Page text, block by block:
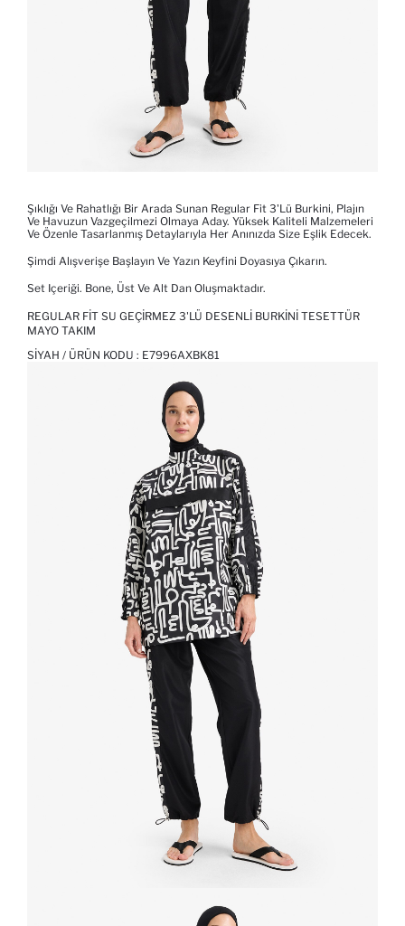
Şıklığı Ve Rahatlığı Bir Arada Sunan Regular Fit 3'lü Burkini, Plajın
Ve Havuzun Vazgeçilmezi Olmaya Aday. Yüksek Kaliteli Malzemeleri
Ve Özenle Tasarlanmış Detaylarıyla Her Anınızda Size Eşlik Edecek.
Şimdi Alışverişe Başlayın Ve Yazın Keyfini Doyasıya Çıkarın.
Set Içeriği. Bone, Üst Ve Alt Dan Oluşmaktadır.
REGULAR FIT SU GEÇIRMEZ 3'LÜ DESENLI BURKINI TESETTÜR
MAYO TAKIM
SIYAH / ÜRÜN KODU : E7996AXBK81